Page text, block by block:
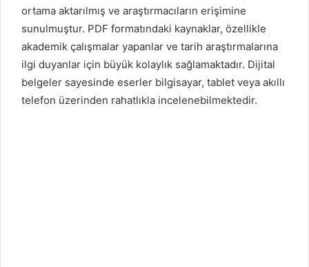
ortama aktarılmış ve araştırmacıların erişimine
sunulmuştur. PDF formatındaki kaynaklar, özellikle
akademik çalışmalar yapanlar ve tarih araştırmalarına
ilgi duyanlar için büyük kolaylık sağlamaktadır. Dijital
belgeler sayesinde eserler bilgisayar, tablet veya akıllı
telefon üzerinden rahatlıkla incelenebilmektedir.